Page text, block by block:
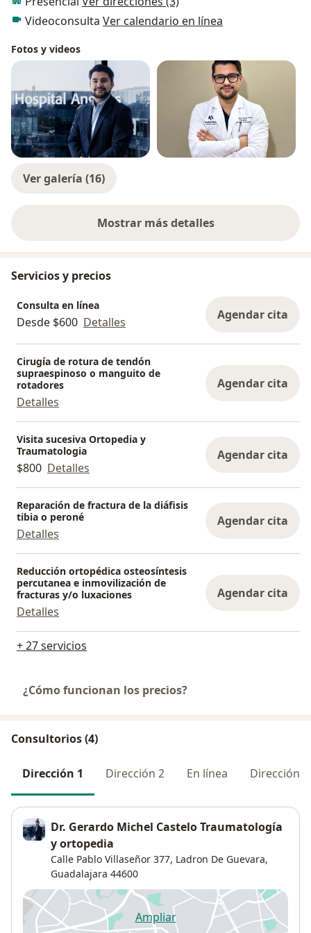
mejor tratamiento posible, personalizado a las
necesidades de cada paciente.
Videoconsulta Ver calendario en línea
Fotos y videos
Ver galería (16)
Mostrar más detalles
sobre la experiencia
Servicios y precios
Consulta en línea
Desde $600 Detalles Agendar cita
Cirugía de rotura de tendón
supraespinoso o manguito de
rotadores
Detalles
Agendar cita
Visita sucesiva Ortopedia y
Traumatologia
$800 Detalles
Agendar cita
Reparación de fractura de la diáfisis
tibia o peroné
Detalles
Agendar cita
Reducción ortopédica osteosíntesis
percutanea e inmovilización de
fracturas y/o luxaciones
Detalles
Agendar cita
+ 27 servicios
¿Cómo funcionan los precios?
Consultorios (4)
Dirección 1 Dirección 2 En línea Dirección 3
Dr. Gerardo Michel Castelo Traumatología
y ortopedia
Calle Pablo Villaseñor 377, Ladron De Guevara,
Guadalajara 44600
Ampliarse abre en una nueva